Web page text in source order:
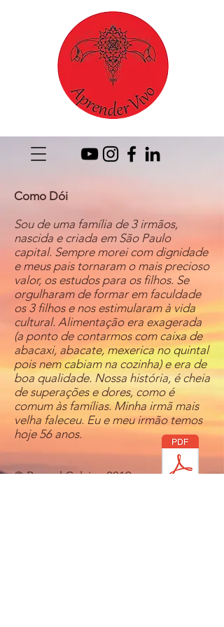
Como Dói
Sou de uma família de 3 irmãos,
nascida e criada em São Paulo
capital. Sempre morei com dignidade
e meus pais tornaram o mais precioso
valor, os estudos para os filhos. Se
orgulharam de formar em faculdade
os 3 filhos e nos estimularam à vida
cultural. Alimentação era exagerada
(a ponto de contarmos com caixa de
abacaxi, abacate, mexerica no quintal
pois nem cabiam na cozinha) e era de
boa qualidade. Nossa história, é cheia
de superações e dores, como é
comum às famílias. Minha irmã mais
velha faleceu. Eu e meu irmão temos
hoje 56 anos.
© Raquel Calcina 2019